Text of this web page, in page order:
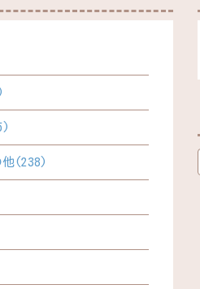
他(238)